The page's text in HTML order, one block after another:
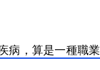
病，算是一種職